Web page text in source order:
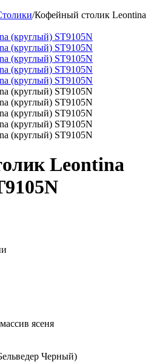
/Кофейный столик Leontina
Leontina
ясеня
Черный)